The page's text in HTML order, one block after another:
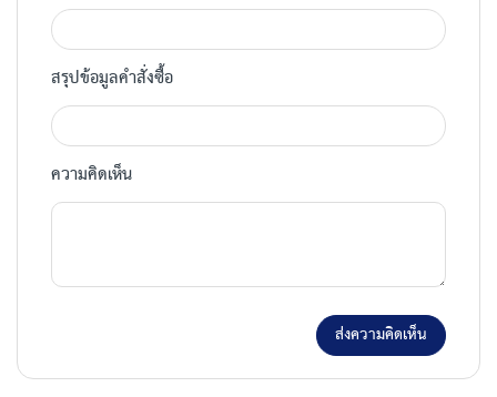
สรุปข้อมูลคำสั่งซื้อ
ความคิดเห็น
ส่งความคิดเห็น